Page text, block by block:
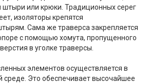
или крюки. Традиционных серег
изоляторы крепятся
Сама же траверса закрепляется
с помощью хомута, пропущенного
в уголке траверсы.
элементов осуществляется в
среде. Это обеспечивает высочайшее